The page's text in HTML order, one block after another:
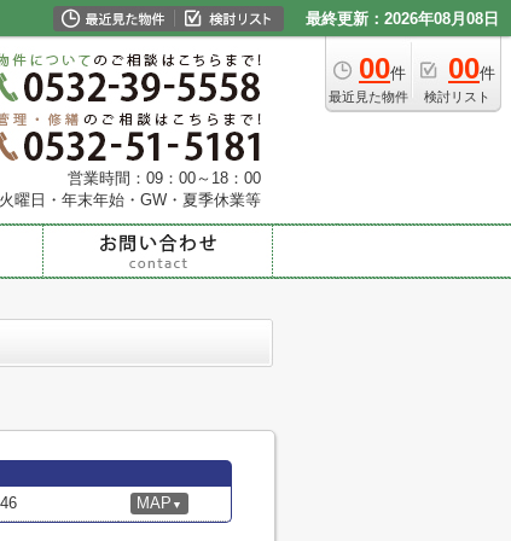
最終更新：2026年08月08日
00件
最近見た物件
00件
検討リスト
営業時間：09：00～18：00
曜日・年末年始・GW・夏季休業等
MAP ▼